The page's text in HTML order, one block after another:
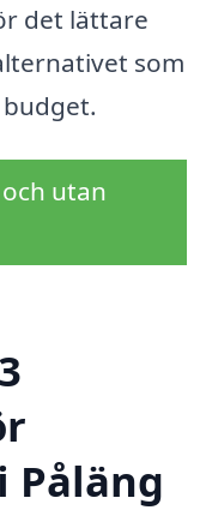
det lättare
som
utan
Påläng